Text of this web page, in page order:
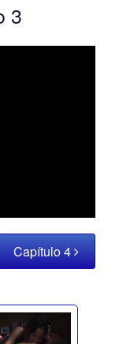
3
Capítulo 4